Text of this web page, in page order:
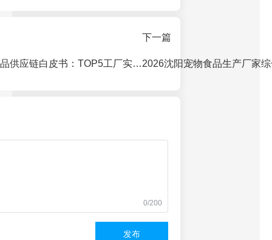
2026长春宠物食品供应链白皮书：TOP5工厂实力解析与品牌合作指南
下一篇
0/200
发布